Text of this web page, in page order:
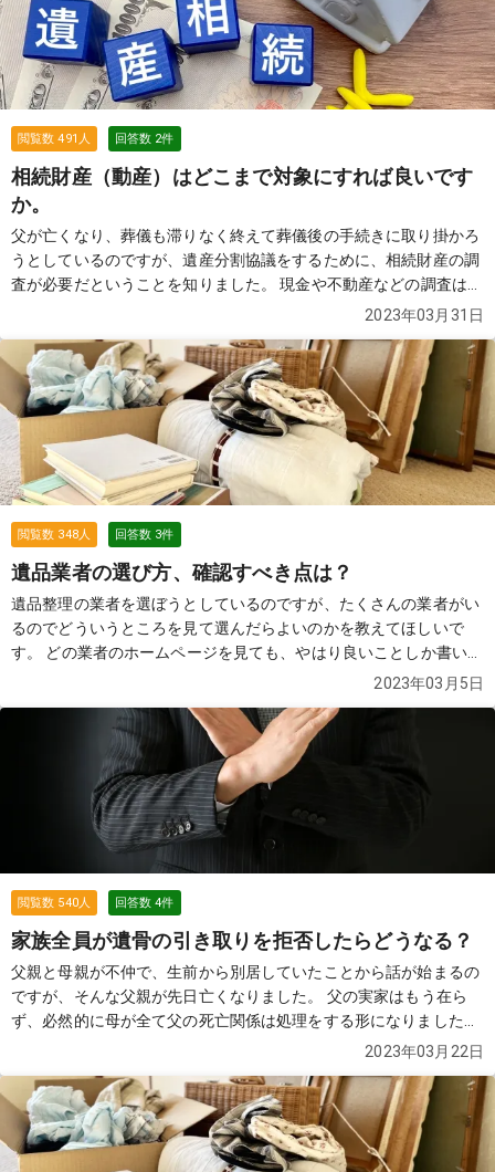
のでしょうか。兄弟本人の意志も確認したいのですが、このような
状況では何から始めれば良いでしょうか？続きを見る
閲覧数491 人 回答数 2件
相続財産（動産）はどこまで対象にすれば良いです
か。
父が亡くなり、葬儀も滞りなく終えて葬儀後の手続きに取り掛かろ
うとしているのですが、遺産分割協議をするために、相続財産の調
査が必要だということを知りました。 現金や不動産などの調査は問
題なくできそうですが、車やパソコンといった、動産と呼ばれるも
ので、どこまで相続財産の対象にすれば良いのか分かりません。 こ
の場合、何か基準や目安になるものはあるのでしょうか？ 続きを見
る
2023年03月31日
閲覧数 348人 回答数 3件
遺品業者の選び方、確認すべき点は？
遺品整理の業者を選ぼうとしているのですが、たくさんの業者がい
るのでどういうところを見て選んだらよいのかを教えてほしいで
す。 どの業者のホームページを見ても、やはり良いことしか書いて
いないので全て魅力的に見えます。 料金が安いところを選びたい気
う不安も感じています。 ホームページのこういう部分をチェックす
るとよい、業者とのやり取りのなかでここは確認しておくべき、と
いうのもあれば教えてもらいたいです。
2023年03月5日
閲覧数 540人 回答数4件
家族全員が遺骨の引き取りを拒否したらどうなる？
父親と母親が不仲で、生前から別居していたことから話が始まるの
ですが、そんな父親が先日亡くなりました。 父の実家はもう在ら
ず、必然的に母が全て父の死亡関係は処理をする形になりました
が、親族全員が父の遺骨や遺品などの引き取りを拒否している形に
拒否しているような状態になります）が葬儀費用などを分担し、父
親の遺骨などを引き取るべきなのでしょうか？ま た拒否できる条件
としてどのようなものがあるのでしょうか？続きを見る
2023年03月22日